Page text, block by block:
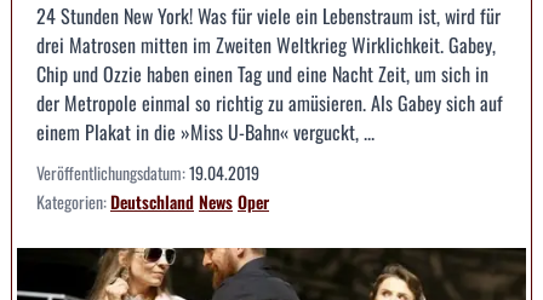
24 Stunden New York! Was für viele ein Lebenstraum ist, wird für
drei Matrosen mitten im Zweiten Weltkrieg Wirklichkeit. Gabey,
Chip und Ozzie haben einen Tag und eine Nacht Zeit, um sich in
der Metropole einmal so richtig zu amüsieren. Als Gabey sich auf
einem Plakat in die »Miss U-Bahn« verguckt, ...
Veröffentlichungsdatum:19.04.2019
Kategorien:DeutschlandNewsOper